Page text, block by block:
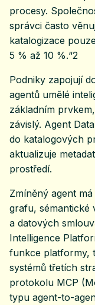
procesy.
správci často
katalogizace
5 % až 10 %.“2
Podniky zapojují
agentů umělé
základním
závislý. Agent
do katalogových
aktualizuje
prostředí.
Zmíněný agent
grafu, sémantické
a datových
Intelligence
funkce platformy,
systémů třetích
protokolu MCP
typu agent-to-